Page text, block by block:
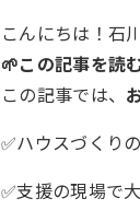
こんにちは！石
🌱この記事を読
この記事では、
✅ハウスづくり
✅支援の現場で